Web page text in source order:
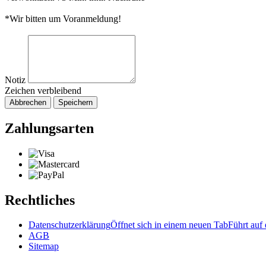
*Wir bitten um Voranmeldung!
Notiz
Zeichen verbleibend
Abbrechen Speichern
Zahlungsarten
Rechtliches
DatenschutzerklärungÖffnet sich in einem neuen TabFührt auf
AGB
Sitemap